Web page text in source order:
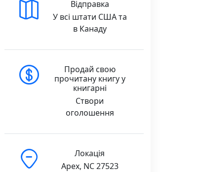
Відправка
У всі штати США та
в Канаду
Продай свою
прочитану книгу у
книгарні
Створи
оголошення
Локація
Apex, NC 27523